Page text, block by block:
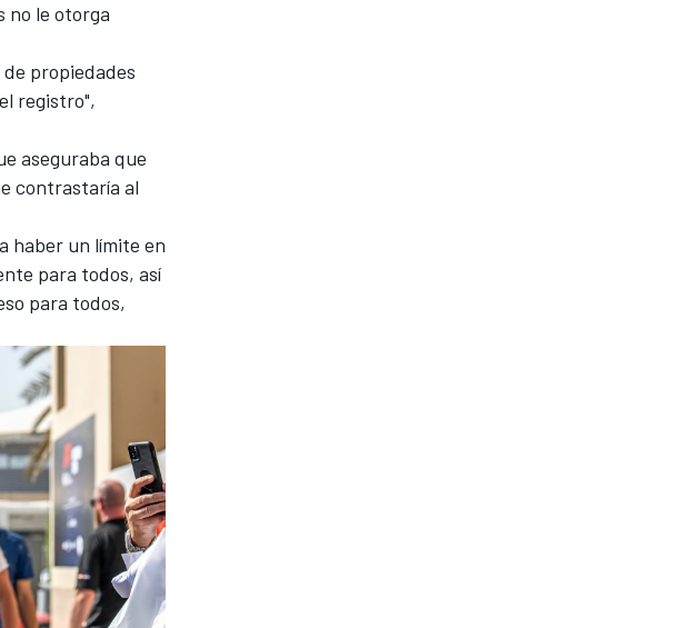
no le otorga
propiedades
registro",
aseguraba que
contrastaría al
haber un límite en
para todos, así
para todos,